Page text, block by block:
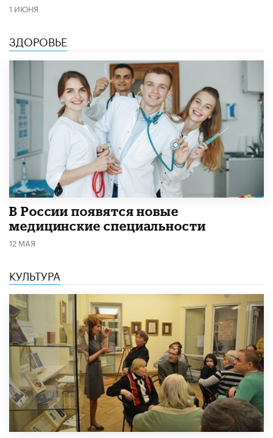
1 ИЮНЯ
ЗДОРОВЬЕ
В России появятся новые
медицинские специальности
12 МАЯ
КУЛЬТУРА